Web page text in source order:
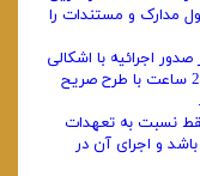
مدارک و مستندات را
سردفتر در صدور اجرائیه با اشکالی
روبرو شود باید از صدور آن خودداری کرده و ظرف 24 ساعت با طرح صریح
صدور اجراییه فقط نسبت به تعهدات
و اجرای آن در